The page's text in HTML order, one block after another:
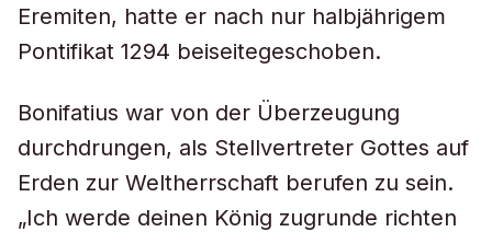
Eremiten, hatte er nach nur halbjährigem
Pontifikat 1294 beiseitegeschoben.
Bonifatius war von der Überzeugung
durchdrungen, als Stellvertreter Gottes auf
Erden zur Weltherrschaft berufen zu sein.
„Ich werde deinen König zugrunde richten